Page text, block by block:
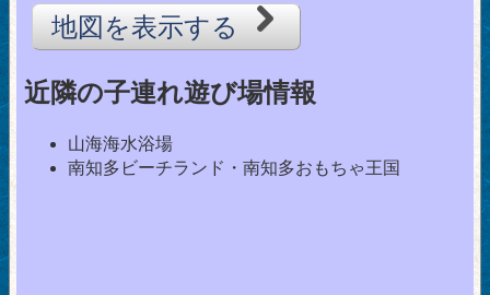
地図を表示する
近隣の子連れ遊び場情報
山海海水浴場
南知多ビーチランド・南知多おもちゃ王国